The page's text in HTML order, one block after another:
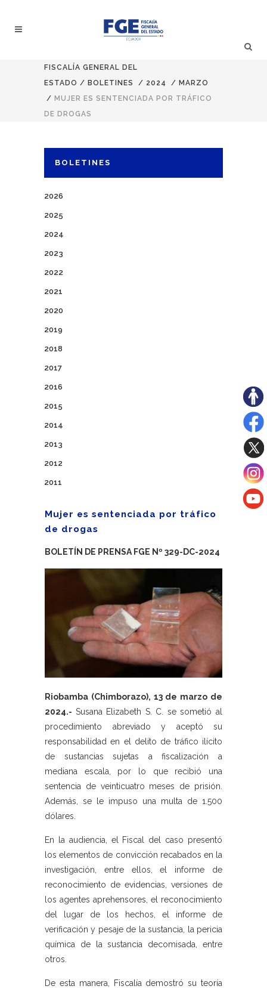
FISCALÍA GENERAL DEL
ESTADO / BOLETINES / 2024 / MARZO
/ MUJER ES SENTENCIADA POR TRÁFICO
DE DROGAS
BOLETINES
2026
2025
2024
2023
2022
2021
2020
2019
2018
2017
2016
2015
2014
2013
2012
2011
Mujer es sentenciada por tráfico
de drogas
BOLETÍN DE PRENSA FGE Nº 329-DC-2024
Riobamba (Chimborazo), 13 de marzo de
2024.- Susana Elizabeth S. C. se sometió al
procedimiento abreviado y aceptó su
responsabilidad en el delito de tráfico ilícito
de sustancias sujetas a fiscalización a
mediana escala, por lo que recibió una
sentencia de veinticuatro meses de prisión.
Además, se le impuso una multa de 1.500
dólares.
En la audiencia, el Fiscal del caso presentó
los elementos de convicción recabados en la
investigación, entre ellos, el informe de
reconocimiento de evidencias, versiones de
los agentes aprehensores, el reconocimiento
del lugar de los hechos, el informe de
verificación y pesaje de la sustancia, la pericia
química de la sustancia decomisada, entre
otros.
De esta manera, Fiscalía demostró su teoría